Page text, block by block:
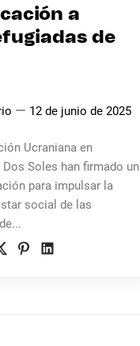
a
de
12 de junio de 2025
Ucraniana en
Soles han firmado un
para impulsar la
social de las